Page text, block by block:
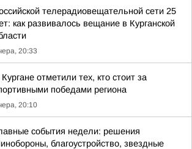
телерадиовещательной сети 25
как развивалось вещание в Курганской
20:33
отметили тех, кто стоит за
победами региона
20:10
события недели: решения
благоустройство, звездные